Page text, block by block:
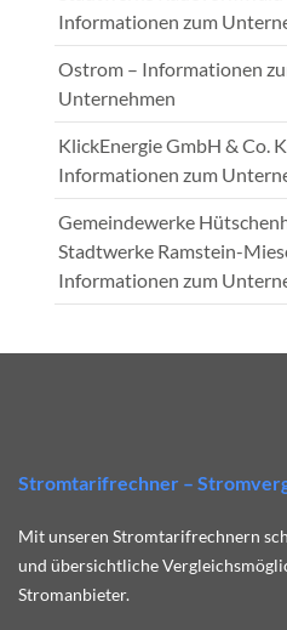
Informationen zum
Ostrom – Informationen
Unternehmen
KlickEnergie GmbH & Co.
Informationen zum
Gemeindewerke
Stadtwerke Ramstein-
Informationen zum
Stromtarifrechner –
Mit unseren Stromtarifrechnern
und übersichtliche
Stromanbieter.